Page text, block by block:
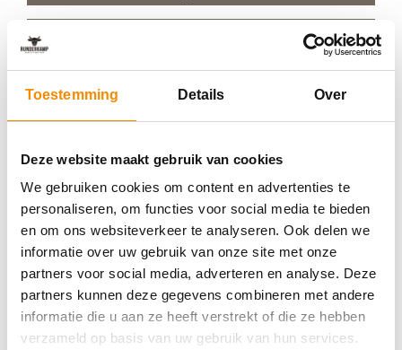
Toestemming Details Over
Deze website maakt gebruik van cookies
We gebruiken cookies om content en advertenties te
personaliseren, om functies voor social media te bieden
en om ons websiteverkeer te analyseren. Ook delen we
informatie over uw gebruik van onze site met onze
partners voor social media, adverteren en analyse. Deze
partners kunnen deze gegevens combineren met andere
informatie die u aan ze heeft verstrekt of die ze hebben
verzameld op basis van uw gebruik van hun services.
Catering Weesp
Catering Wormerveer
Catering Zaandam
Catering Zwaag
Catering Zwanenburg